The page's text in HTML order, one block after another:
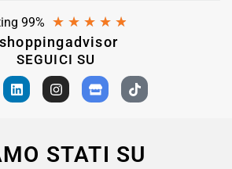
99% ★ ★ ★ ★ ★
SEGUICI SU
STATI SU